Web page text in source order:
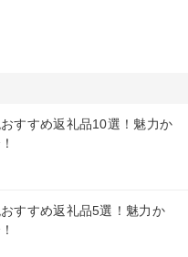
すすめ返礼品10選！魅力か
すすめ返礼品5選！魅力か